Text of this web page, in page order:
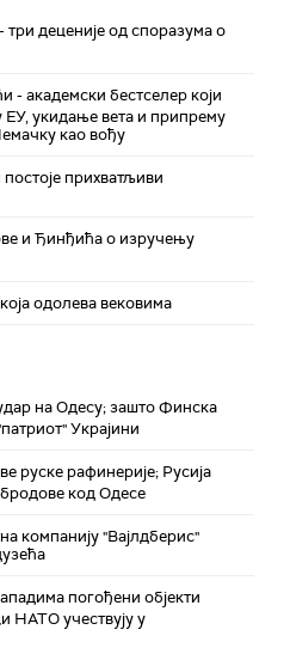
три деценије од споразума о
- академски бестселер који
ЕУ, укидање вета и припрему
као вођу
прихватљиви
и Ђинђића о изручењу
одолева вековима
на Одесу; зашто Финска
Украјини
руске рафинерије; Русија
код Одесе
компанију "Вајлдберис"
погођени објекти
НАТО учествују у